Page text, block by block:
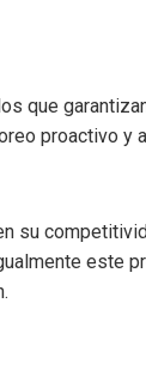
que
proactivo y
su
este